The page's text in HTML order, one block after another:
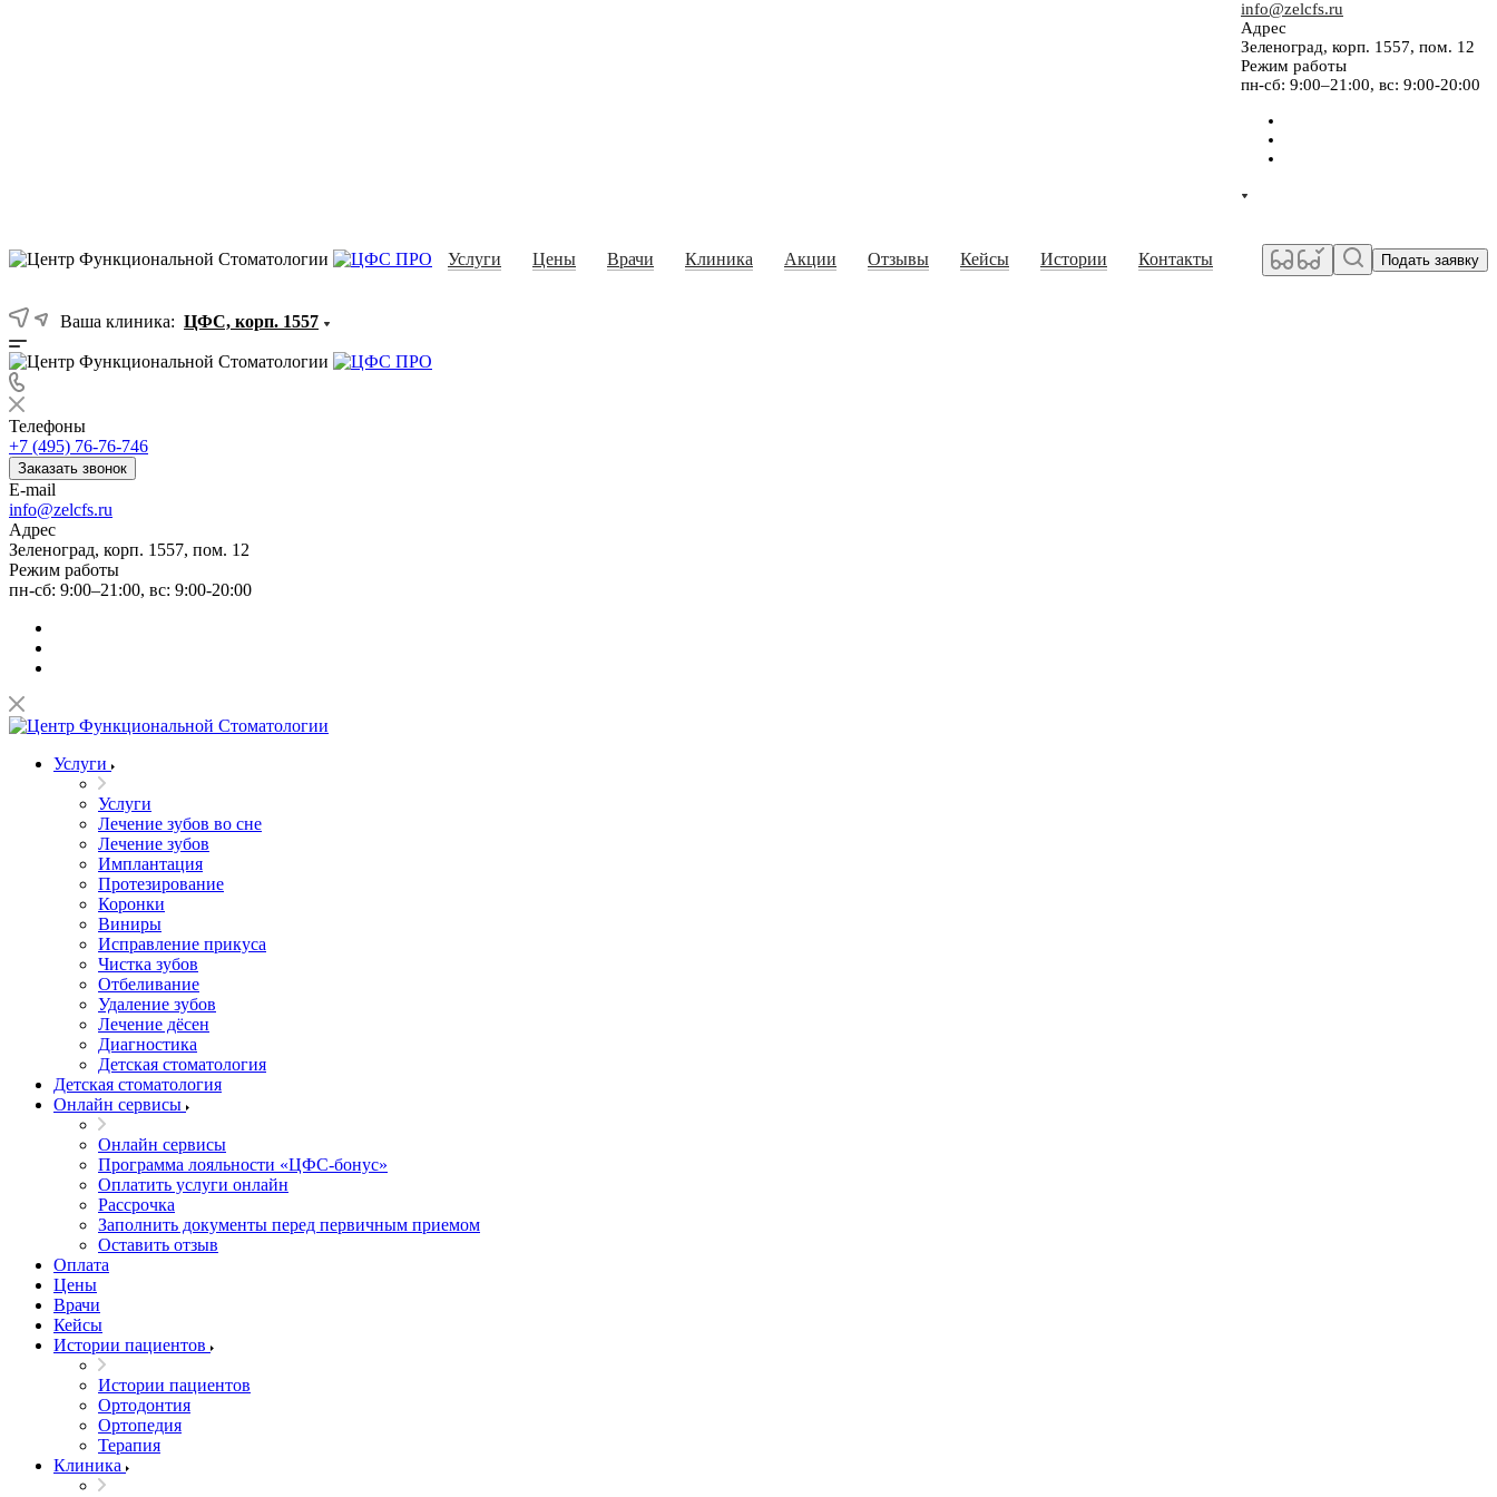
info@zelcfs.ru
Адрес
Зеленоград, корп. 1557, пом. 12
Режим работы
пн-сб: 9:00–21:00, вс: 9:00-20:00
Услуги Цены Врачи Клиника Акции Отзывы Кейсы Истории Контакты Подать заявку
Ваша клиника: ЦФС, корп. 1557
Телефоны
+7 (495) 76-76-746
Заказать звонок
E-mail
info@zelcfs.ru
Адрес
Зеленоград, корп. 1557, пом. 12
Режим работы
пн-сб: 9:00–21:00, вс: 9:00-20:00
Услуги
Услуги
Лечение зубов во сне
Лечение зубов
Имплантация
Протезирование
Коронки
Виниры
Исправление прикуса
Чистка зубов
Отбеливание
Удаление зубов
Лечение дёсен
Диагностика
Детская стоматология
Детская стоматология
Онлайн сервисы
Онлайн сервисы
Программа лояльности «ЦФС-бонус»
Оплатить услуги онлайн
Рассрочка
Заполнить документы перед первичным приемом
Оставить отзыв
Оплата
Цены
Врачи
Кейсы
Истории пациентов
Истории пациентов
Ортодонтия
Ортопедия
Терапия
Клиника